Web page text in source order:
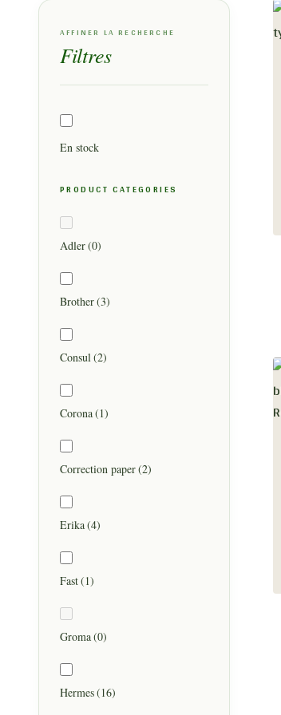
AFFINER LA RECHERCHE
Filtres
En stock
PRODUCT CATEGORIES
Adler(0)
Brother(3)
Consul(2)
Corona(1)
Correction paper(2)
Erika(4)
Fast(1)
Groma(0)
Hermes(16)